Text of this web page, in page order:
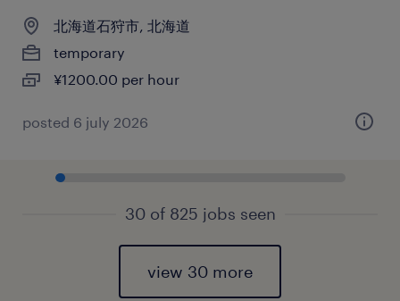
北海道石狩市, 北海道
temporary
¥1200.00 per hour
posted 6 july 2026
30 of 825 jobs seen
view 30 more